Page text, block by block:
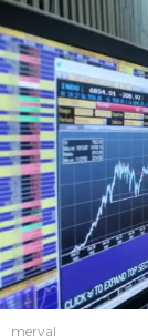
merval